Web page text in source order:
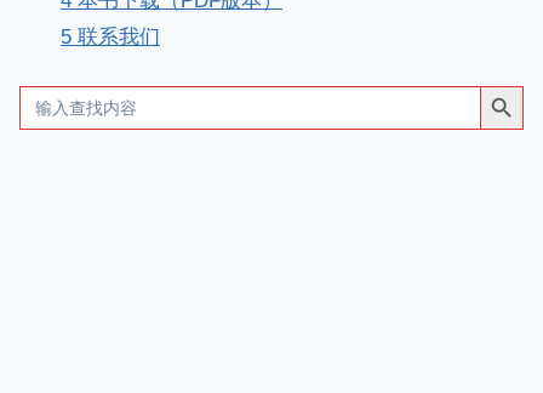
5 联系我们
Search
for:
搜索按钮